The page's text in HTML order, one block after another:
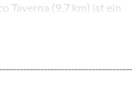
Taverna (9,7 km) ist ein
Sie für Ihren
Apotheke
Unterstützung. Die